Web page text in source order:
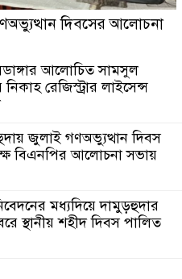
দিবসের আলোচনা
আলোচিত সামসুল
রেজিস্ট্রার লাইসেন্স
জুলাই গণঅভ্যুত্থান দিবস
বিএনপির আলোচনা সভায়
মধ্যদিয়ে দামুড়হুদার
স্থানীয় শহীদ দিবস পালিত